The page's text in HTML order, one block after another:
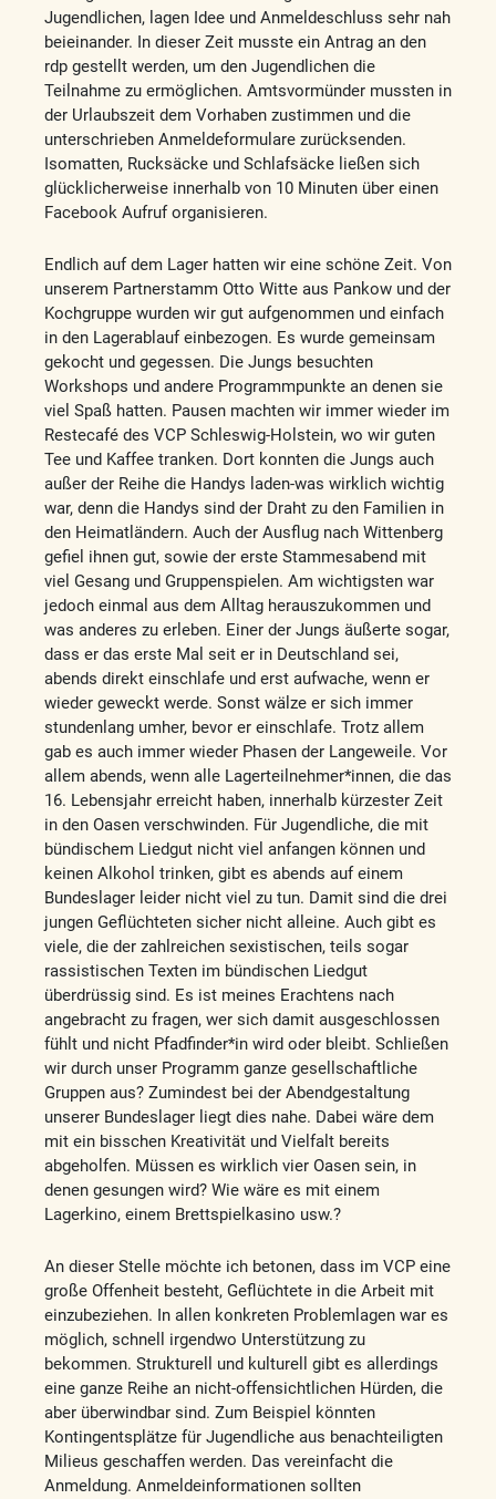
Jugendlichen, lagen Idee und Anmeldeschluss sehr nah
beieinander. In dieser Zeit musste ein Antrag an den
rdp gestellt werden, um den Jugendlichen die
Teilnahme zu ermöglichen. Amtsvormünder mussten in
der Urlaubszeit dem Vorhaben zustimmen und die
unterschrieben Anmeldeformulare zurücksenden.
Isomatten, Rucksäcke und Schlafsäcke ließen sich
glücklicherweise innerhalb von 10 Minuten über einen
Facebook Aufruf organisieren.
Endlich auf dem Lager hatten wir eine schöne Zeit. Von
unserem Partnerstamm Otto Witte aus Pankow und der
Kochgruppe wurden wir gut aufgenommen und einfach
in den Lagerablauf einbezogen. Es wurde gemeinsam
gekocht und gegessen. Die Jungs besuchten
Workshops und andere Programmpunkte an denen sie
viel Spaß hatten. Pausen machten wir immer wieder im
Restecafé des VCP Schleswig-Holstein, wo wir guten
Tee und Kaffee tranken. Dort konnten die Jungs auch
außer der Reihe die Handys laden-was wirklich wichtig
war, denn die Handys sind der Draht zu den Familien in
den Heimatländern. Auch der Ausflug nach Wittenberg
gefiel ihnen gut, sowie der erste Stammesabend mit
viel Gesang und Gruppenspielen. Am wichtigsten war
jedoch einmal aus dem Alltag herauszukommen und
was anderes zu erleben. Einer der Jungs äußerte sogar,
dass er das erste Mal seit er in Deutschland sei,
abends direkt einschlafe und erst aufwache, wenn er
wieder geweckt werde. Sonst wälze er sich immer
stundenlang umher, bevor er einschlafe. Trotz allem
gab es auch immer wieder Phasen der Langeweile. Vor
allem abends, wenn alle Lagerteilnehmer*innen, die das
16. Lebensjahr erreicht haben, innerhalb kürzester Zeit
in den Oasen verschwinden. Für Jugendliche, die mit
bündischem Liedgut nicht viel anfangen können und
keinen Alkohol trinken, gibt es abends auf einem
Bundeslager leider nicht viel zu tun. Damit sind die drei
jungen Geflüchteten sicher nicht alleine. Auch gibt es
viele, die der zahlreichen sexistischen, teils sogar
rassistischen Texten im bündischen Liedgut
überdrüssig sind. Es ist meines Erachtens nach
angebracht zu fragen, wer sich damit ausgeschlossen
fühlt und nicht Pfadfinder*in wird oder bleibt. Schließen
wir durch unser Programm ganze gesellschaftliche
Gruppen aus? Zumindest bei der Abendgestaltung
unserer Bundeslager liegt dies nahe. Dabei wäre dem
mit ein bisschen Kreativität und Vielfalt bereits
abgeholfen. Müssen es wirklich vier Oasen sein, in
denen gesungen wird? Wie wäre es mit einem
Lagerkino, einem Brettspielkasino usw.?
An dieser Stelle möchte ich betonen, dass im VCP eine
große Offenheit besteht, Geflüchtete in die Arbeit mit
einzubeziehen. In allen konkreten Problemlagen war es
möglich, schnell irgendwo Unterstützung zu
bekommen. Strukturell und kulturell gibt es allerdings
eine ganze Reihe an nicht-offensichtlichen Hürden, die
aber überwindbar sind. Zum Beispiel könnten
Kontingentsplätze für Jugendliche aus benachteiligten
Milieus geschaffen werden. Das vereinfacht die
Anmeldung. Anmeldeinformationen sollten